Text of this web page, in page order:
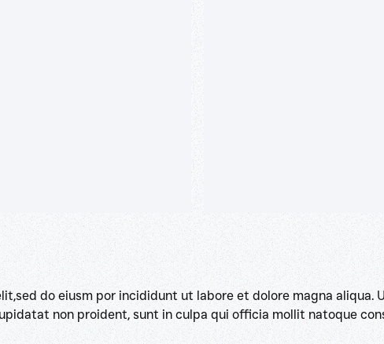
do eiusm por incididunt ut labore et dolore magna aliqua.
non proident, sunt in culpa qui officia mollit natoque